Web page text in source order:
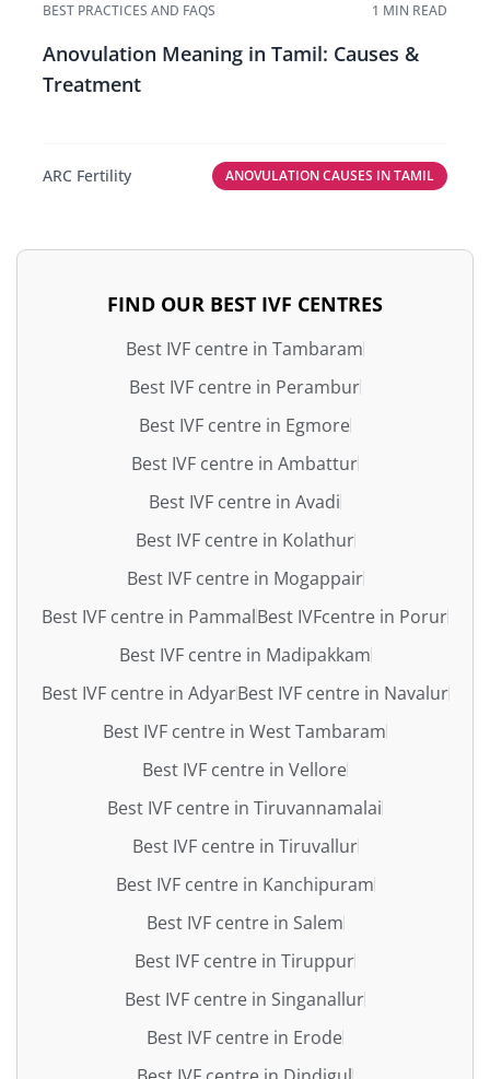
BEST PRACTICES AND FAQS 1 MIN READ
Anovulation Meaning in Tamil: Causes &
Treatment
ARC Fertility ANOVULATION CAUSES IN TAMIL
FIND OUR BEST IVF CENTRES
Best IVF centre in Tambaram
Best IVF centre in Perambur
Best IVF centre in Egmore
Best IVF centre in Ambattur
Best IVF centre in Avadi
Best IVF centre in Kolathur
Best IVF centre in Mogappair
Best IVF centre in PammalBest IVFcentre in Porur
Best IVF centre in Madipakkam
Best IVF centre in AdyarBest IVF centre in Navalur
Best IVF centre in West Tambaram
Best IVF centre in Vellore
Best IVF centre in Tiruvannamalai
Best IVF centre in Tiruvallur
Best IVF centre in Kanchipuram
Best IVF centre in Salem
Best IVF centre in Tiruppur
Best IVF centre in Singanallur
Best IVF centre in Erode